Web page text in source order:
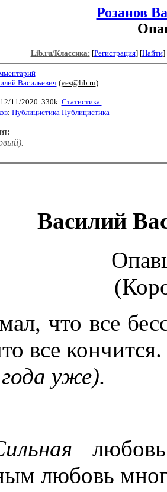
Розанов
Lib.ru/Классика: [Регистрация] [Найти]
Васильевич (yes@lib.ru)
11/2020. 330k. Статистика.
: Публицистика Публицистика
Василий
что все
все
уже).
любовь